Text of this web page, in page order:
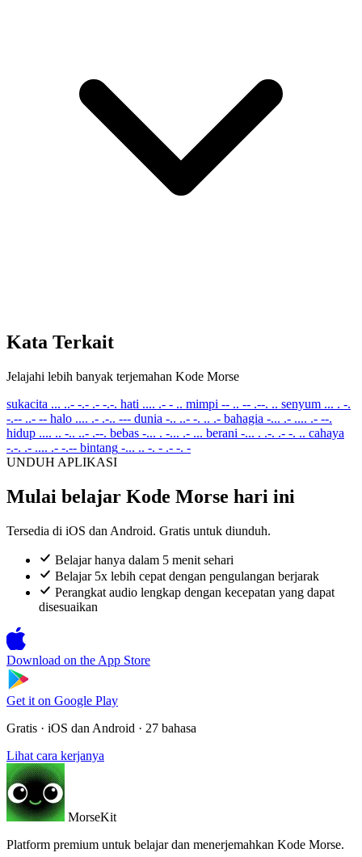
Kata Terkait
Jelajahi lebih banyak terjemahan Kode Morse
sukacita ... ..- -.- .- -.-. hati .... .- - .. mimpi -- .. -- .--. .. senyum ... . -.
-.-- ..- -- halo .... .- .-.. --- dunia -.. ..- -. .. .- bahagia -... .- .... .- --.
hidup .... .. -.. ..- .--. bebas -... . -... .- ... berani -... . .-. .- -. .. cahaya
-.-. .- .... .- -.-- bintang -... .. -. - .- -. -
UNDUH APLIKASI
Mulai belajar Kode Morse hari ini
Tersedia di iOS dan Android. Gratis untuk diunduh.
Belajar hanya dalam 5 menit sehari
Belajar 5x lebih cepat dengan pengulangan berjarak
Perangkat audio lengkap dengan kecepatan yang dapat
disesuaikan
Download on the App Store
Get it on Google Play
Gratis · iOS dan Android · 27 bahasa
Lihat cara kerjanya
MorseKit
Platform premium untuk belajar dan menerjemahkan Kode Morse.